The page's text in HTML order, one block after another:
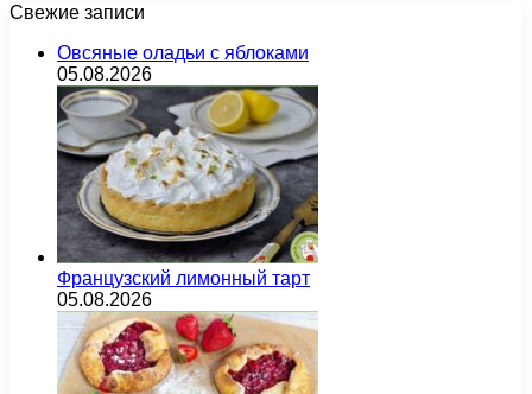
Свежие записи
Овсяные оладьи с яблоками
05.08.2026
Французский лимонный тарт
05.08.2026